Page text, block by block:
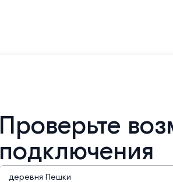
Проверьте
подключения